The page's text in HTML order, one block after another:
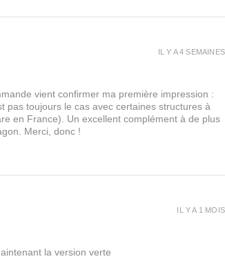
vient confirmer ma première impression :
pas toujours le cas avec certaines structures à
en France). Un excellent complément à de plus
Merci, donc !
IL Y A 4 SEMAINES
la version verte
IL Y A 1 MOIS